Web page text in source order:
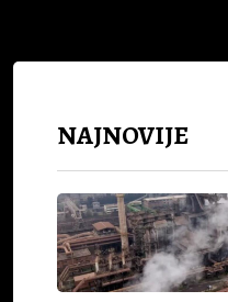
NAJNOVIJE